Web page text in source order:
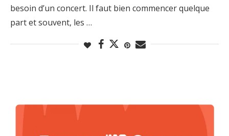
besoin d’un concert. Il faut bien commencer quelque
part et souvent, les …